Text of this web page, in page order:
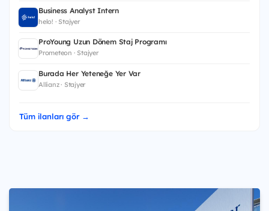
Business Analyst Intern
helo! · Stajyer
ProYoung Uzun Dönem Staj Programı
Prometeon · Stajyer
Burada Her Yeteneğe Yer Var
Allianz · Stajyer
Tüm ilanları gör →